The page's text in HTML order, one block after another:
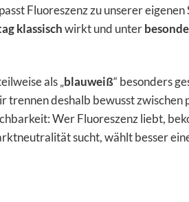
Fluoreszenz zu unserer
klassischwirkt und unter
als „blauweiß“ besonders
deshalb bewusst zwischen
Wer Fluoreszenz liebt,
sucht, wählt besser